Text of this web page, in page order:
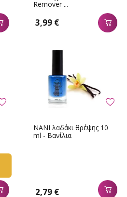
Remover ...
3,99 €
NANI λαδάκι θρέψης 10
ml - Βανίλια
2,79 €